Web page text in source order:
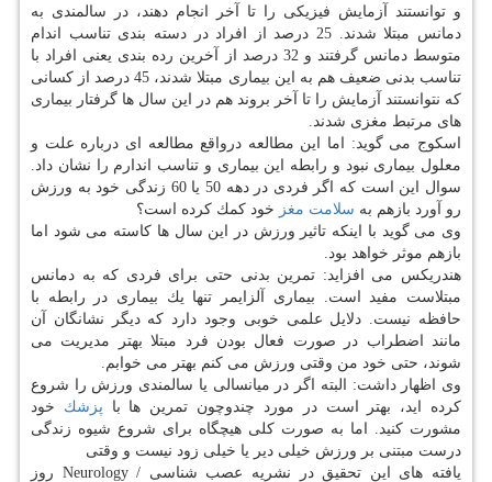
و توانستند آزمایش فیزیكی را تا آخر انجام دهند، در سالمندی به
دمانس مبتلا شدند. 25 درصد از افراد در دسته بندی تناسب اندام
متوسط دمانس گرفتند و 32 درصد از آخرین رده بندی یعنی افراد با
تناسب بدنی ضعیف هم به این بیماری مبتلا شدند، 45 درصد از كسانی
كه نتوانستند آزمایش را تا آخر بروند هم در این سال ها گرفتار بیماری
های مرتبط مغزی شدند.
اسكوج می گوید: اما این مطالعه درواقع مطالعه ای درباره علت و
معلول بیماری نبود و رابطه این بیماری و تناسب اندارم را نشان داد.
سوال این است كه اگر فردی در دهه 50 یا 60 زندگی خود به ورزش
رو آورد بازهم به سلامت مغز خود كمك كرده است؟
وی می گوید با اینكه تاثیر ورزش در این سال ها كاسته می شود اما
بازهم موثر خواهد بود.
هندریكس می افزاید: تمرین بدنی حتی برای فردی كه به دمانس
مبتلاست مفید است. بیماری آلزایمر تنها یك بیماری در رابطه با
حافظه نیست. دلایل علمی خوبی وجود دارد كه دیگر نشانگان آن
مانند اضطراب در صورت فعال بودن فرد مبتلا بهتر مدیریت می
شوند، حتی خود من وقتی ورزش می كنم بهتر می خوابم.
وی اظهار داشت: البته اگر در میانسالی یا سالمندی ورزش را شروع
كرده اید، بهتر است در مورد چندوچون تمرین ها با پزشك خود
مشورت كنید. اما به صورت كلی هیچگاه برای شروع شیوه زندگی
درست مبتنی بر ورزش خیلی دیر یا خیلی زود نیست و وقتی
یافته های این تحقیق در نشریه عصب شناسی / Neurology روز